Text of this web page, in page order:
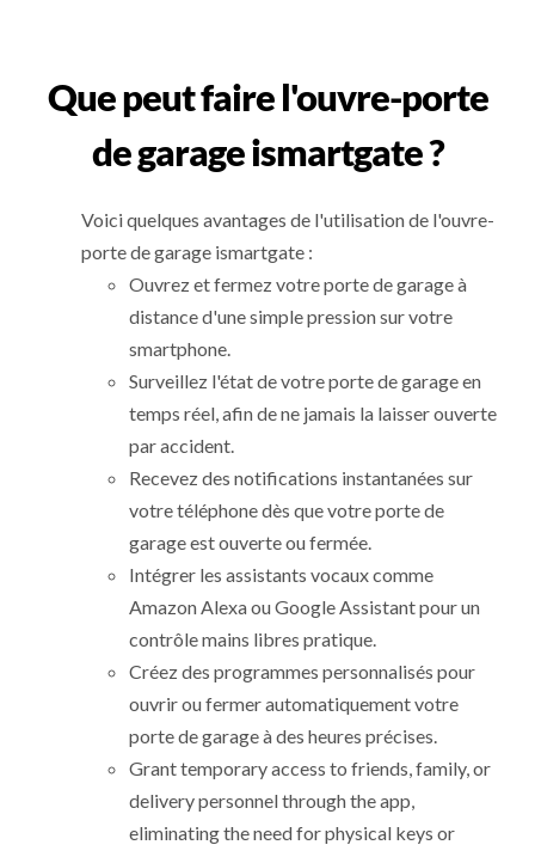
Que peut faire l'ouvre-porte
de garage ismartgate ?
Voici quelques avantages de l'utilisation de l'ouvre-
porte de garage ismartgate :
Ouvrez et fermez votre porte de garage à
distance d'une simple pression sur votre
smartphone.
Surveillez l'état de votre porte de garage en
temps réel, afin de ne jamais la laisser ouverte
par accident.
Recevez des notifications instantanées sur
votre téléphone dès que votre porte de
garage est ouverte ou fermée.
Intégrer les assistants vocaux comme
Amazon Alexa ou Google Assistant pour un
contrôle mains libres pratique.
Créez des programmes personnalisés pour
ouvrir ou fermer automatiquement votre
porte de garage à des heures précises.
Grant temporary access to friends, family, or
delivery personnel through the app,
eliminating the need for physical keys or